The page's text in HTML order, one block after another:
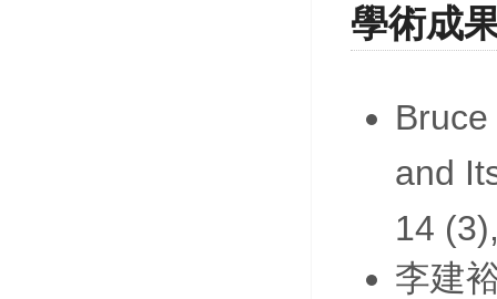
學術成
and
14
李建